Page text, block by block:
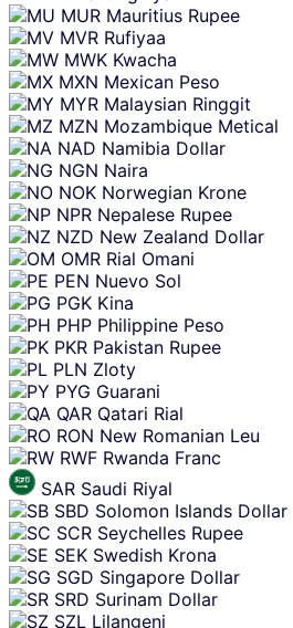
MUR Mauritius Rupee
MVR Rufiyaa
MWK Kwacha
MXN Mexican Peso
MYR Malaysian Ringgit
MZN Mozambique Metical
NAD Namibia Dollar
NGN Naira
NOK Norwegian Krone
NPR Nepalese Rupee
NZD New Zealand Dollar
OMR Rial Omani
PEN Nuevo Sol
PGK Kina
PHP Philippine Peso
PKR Pakistan Rupee
PLN Zloty
PYG Guarani
QAR Qatari Rial
RON New Romanian Leu
RWF Rwanda Franc
SAR Saudi Riyal
SBD Solomon Islands Dollar
SCR Seychelles Rupee
SEK Swedish Krona
SGD Singapore Dollar
SRD Surinam Dollar
SZL Lilangeni